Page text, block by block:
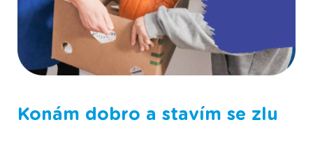
Konám dobro a stavím se zlu